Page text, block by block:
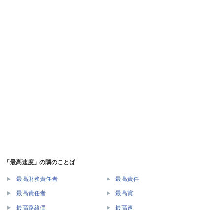
「最高速度」の隣のことば
最高財務責任者 最高責任
最高責任者 最高賞
最高路線価 最高速